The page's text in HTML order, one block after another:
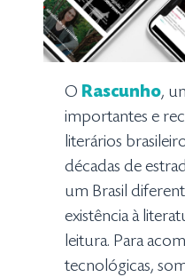
O Rascunho,
importantes e
literários
décadas de
um Brasil
existência à
leitura. Para
tecnológicas,